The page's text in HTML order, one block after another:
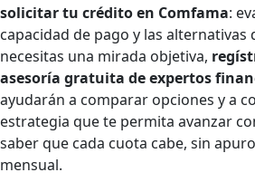
solicitar tu crédito en Comfama:
capacidad de pago y las alternativas
necesitas una mirada objetiva,
asesoría gratuita de expertos
ayudarán a comparar opciones y a
estrategia que te permita avanzar
saber que cada cuota cabe, sin
mensual.